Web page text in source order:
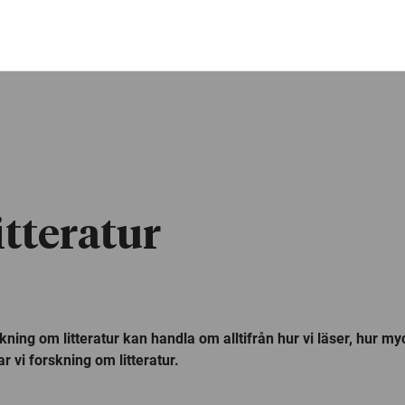
om litteratur kan handla om alltifrån hur vi läser, hur
vi forskning om litteratur.